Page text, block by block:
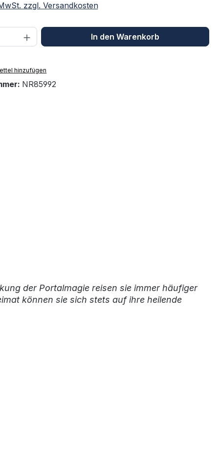
zzgl. Versandkosten
Gib den gewünschten Wert
In den Warenkorb
hinzufügen
NR85992
der Portalmagie reisen sie immer häufiger
können sie sich stets auf ihre heilende